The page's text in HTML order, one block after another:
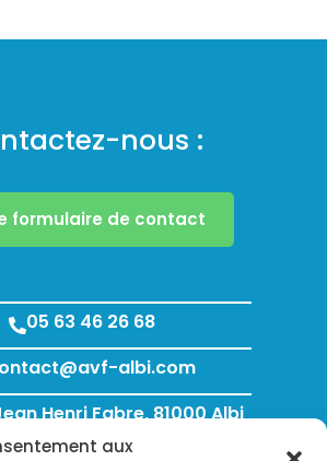
aux
nous :
formulaire de contact
05 63 46 26 68
albi.com
Henri Fabre, 81000 Albi